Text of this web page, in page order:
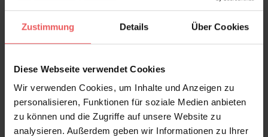
Zustimmung Details Über Cookies
Diese Webseite verwendet Cookies
Wir verwenden Cookies, um Inhalte und Anzeigen zu
personalisieren, Funktionen für soziale Medien anbieten
zu können und die Zugriffe auf unsere Website zu
analysieren. Außerdem geben wir Informationen zu Ihrer
Produktdetails
Versand & Zahlung
Bewertungen